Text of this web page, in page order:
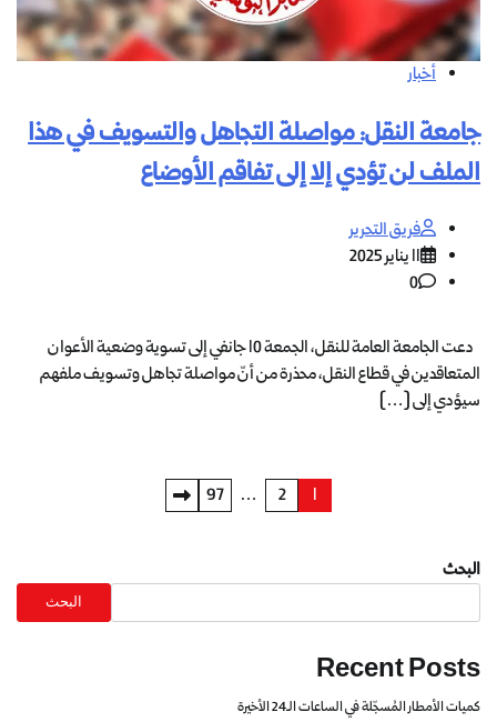
أخبار
جامعة النقل: مواصلة التجاهل والتسويف في هذا
الملف لن تؤدي إلا إلى تفاقم الأوضاع
فريق التحرير
11 يناير 2025
0
دعت الجامعة العامة للنقل، الجمعة 10 جانفي إلى تسوية وضعية الأعوان
المتعاقدين في قطاع النقل، محذرة من أنّ مواصلة تجاهل وتسويف ملفهم
سيؤدي إلى […]
1
2
…
97
البحث
البحث
Recent Posts
كميات الأمطار المُسجّلة في الساعات الـ24 الأخيرة